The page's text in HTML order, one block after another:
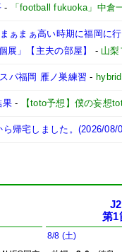
- 「football fukuoka」中倉
ぁまぁ高い時期に福岡に
展」【主夫の部屋】
- 山梨
パ福岡 雁ノ巣練習 -
果 - 【toto予想】僕の妄想
帰宅しました。(2026/08/
J2
第1
8/8 (土)